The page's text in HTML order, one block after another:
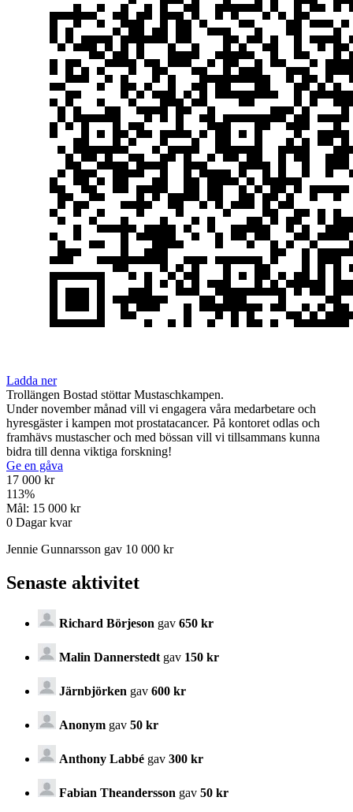
Ladda ner
Trollängen Bostad stöttar Mustaschkampen.
Under november månad vill vi engagera våra medarbetare och
hyresgäster i kampen mot prostatacancer. På kontoret odlas och
framhävs mustascher och med bössan vill vi tillsammans kunna
bidra till denna viktiga forskning!
Ge en gåva
17 000 kr
113%
Mål: 15 000 kr
0 Dagar kvar
Jennie Gunnarsson gav 10 000 kr
Senaste aktivitet
Richard Börjeson gav 650 kr
Malin Dannerstedt gav 150 kr
Järnbjörken gav 600 kr
Anonym gav 50 kr
Anthony Labbé gav 300 kr
Fabian Theandersson gav 50 kr